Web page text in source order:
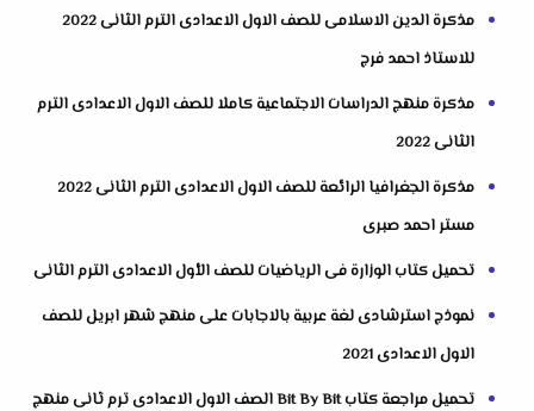
مذكرة الدين الاسلامى للصف الاول الاعدادى الترم الثانى 2022
للاستاذ احمد فرج
مذكرة منهج الدراسات الاجتماعية كاملا للصف الاول الاعدادى الترم
الثانى 2022
مذكرة الجغرافيا الرائعة للصف الاول الاعدادى الترم الثانى 2022
مستر احمد صبرى
تحميل كتاب الوزارة فى الرياضيات للصف الأول الاعدادى الترم الثانى
نموذج استرشادى لغة عربية بالاجابات على منهج شهر ابريل للصف
الاول الاعدادى 2021
تحميل مراجعة كتاب Bit By Bit الصف الاول الاعدادى ترم ثانى منهج